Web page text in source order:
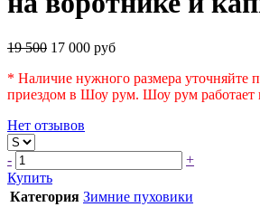
19 500 17 000 руб
* Наличие нужного размера уточняйте
приездом в Шоу рум. Шоу рум работает
Нет отзывов
-
+
Купить
Категория Зимние пуховики